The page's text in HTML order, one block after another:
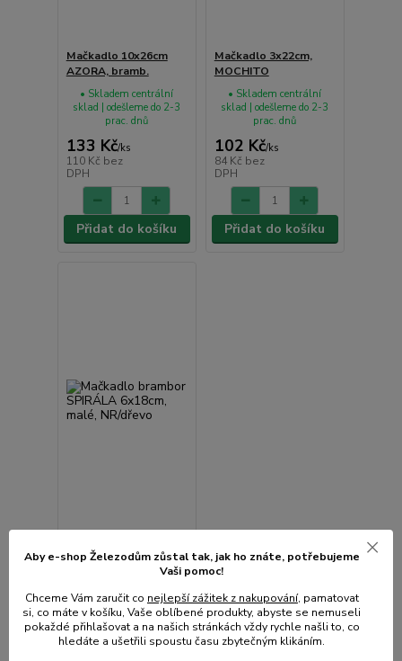
Mačkadlo 10x26cm
AZORA, bramb.
133 Kč/ks
110 Kč bez
DPH
• Skladem centrální
sklad | odešleme do 2-3
prac. dnů
Přidat do košíku
Mačkadlo 3x22cm,
MOCHITO
102 Kč/ks
84 Kč bez
DPH
• Skladem centrální
sklad | odešleme do 2-3
prac. dnů
Přidat do košíku
Mačkadlo brambor
SPIRÁLA 6x18cm,
167 Kč/ks
138 Kč bez
Není skladem
Aby e-shop Železodům zůstal tak, jak ho znáte, potřebujeme
Vaši pomoc!
Chceme Vám zaručit co nejlepší zážitek z nakupování, pamatovat
si, co máte v košíku, Vaše oblíbené produkty, abyste se nemuseli
pokaždé přihlašovat a na našich stránkách vždy rychle našli to, co
hledáte a ušetřili spoustu času zbytečným klikáním.